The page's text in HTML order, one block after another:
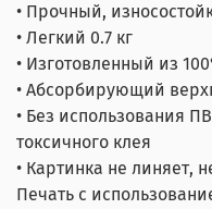
• Прочный,
• Легкий 0.7 кг
• Изготовленный ​​из
• Абсорбирующий
• Без использования
токсичного клея
• Картинка не линяет,
Печать с